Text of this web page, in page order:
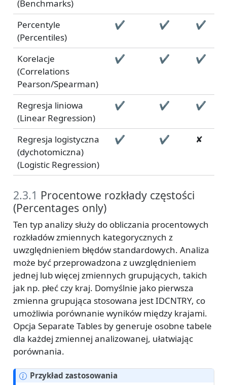
(Benchmarks)
Percentyle
(Percentiles)
✔ ✔ ✔
Korelacje
(Correlations
Pearson/Spearman)
✔ ✔ ✔
Regresja liniowa
(Linear Regression)
✔ ✔ ✔
Regresja logistyczna
(dychotomiczna)
(Logistic Regression)
✔ ✔ ✘
2.3.1 Procentowe rozkłady częstości
(Percentages only)
Ten typ analizy służy do obliczania procentowych
rozkładów zmiennych kategorycznych z
uwzględnieniem błędów standardowych. Analiza
może być przeprowadzona z uwzględnieniem
jednej lub więcej zmiennych grupujących, takich
jak np. płeć czy kraj. Domyślnie jako pierwsza
zmienna grupująca stosowana jest IDCNTRY, co
umożliwia porównanie wyników między krajami.
Opcja Separate Tables by generuje osobne tabele
dla każdej zmiennej analizowanej, ułatwiając
porównania.
Przykład zastosowania